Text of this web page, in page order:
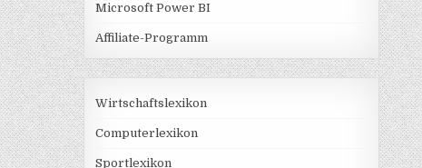
Microsoft Power BI
Affiliate-Programm
Wirtschaftslexikon
Computerlexikon
Sportlexikon